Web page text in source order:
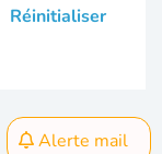
Réinitialiser
Alerte mail